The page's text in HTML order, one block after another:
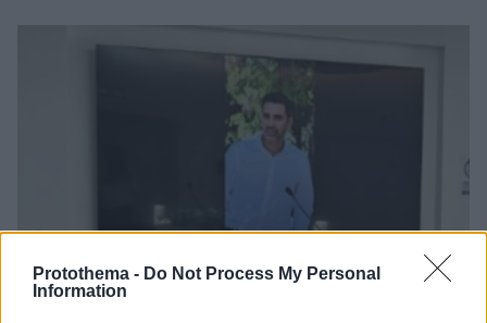
Protothema - Do Not Process My Personal
Information